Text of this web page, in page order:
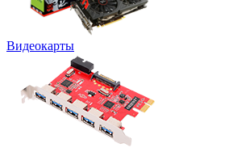
Видеокарты